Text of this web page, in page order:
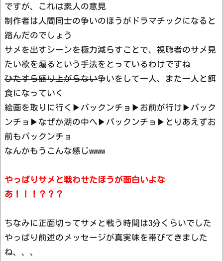
ですが、これは素人の意見
制作者は人間同士の争いのほうがドラマチックになると
踏んだのでしょう
サメを出すシーンを極力減らすことで、視聴者のサメ見
たい欲を煽るという手法をとっているわけですね
ひたすら盛り上がらない争いをして一人、また一人と餌
食になっていく
絵画を取りに行く▶パックンチョ▶お前が行け▶パック
ンチョ▶なぜか湖の中へ▶パックンチョ▶とりあえずお
前もパックンチョ
なんかもうこんな感じwwww
やっぱりサメと戦わせたほうが面白いよな
あ！！！？？？
ちなみに正面切ってサメと戦う時間は3分くらいでした
やっぱり前述のメッセージが真実味を帯びてきました
ね、、、